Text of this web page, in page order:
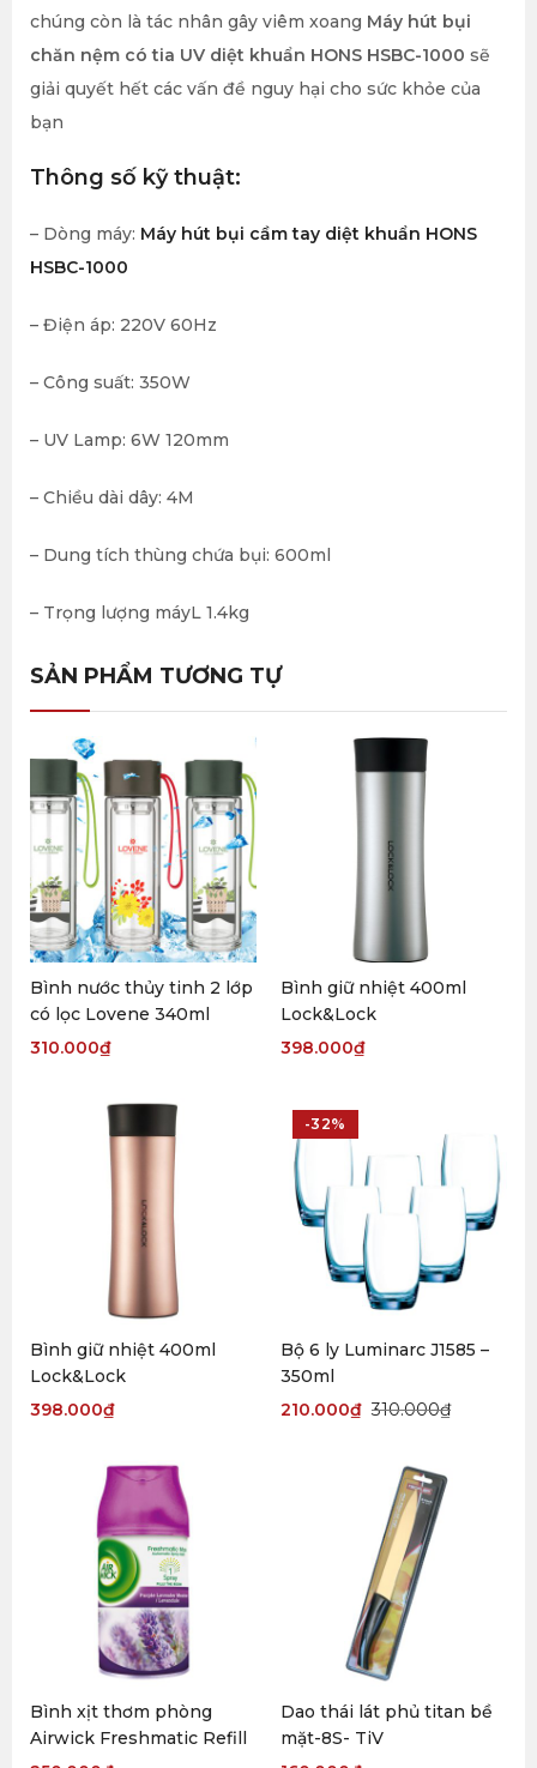
chúng còn là tác nhân gây viêm xoang Máy hút bụi
chăn nệm có tia UV diệt khuẩn HONS HSBC-1000 sẽ
giải quyết hết các vấn đề nguy hại cho sức khỏe của
bạn
Thông số kỹ thuật:
– Dòng máy: Máy hút bụi cầm tay diệt khuẩn HONS
HSBC-1000
– Điện áp: 220V 60Hz
– Công suất: 350W
– UV Lamp: 6W 120mm
– Chiều dài dây: 4M
– Dung tích thùng chứa bụi: 600ml
– Trọng lượng máyL 1.4kg
SẢN PHẨM TƯƠNG TỰ
Bình nước thủy tinh 2 lớp
có lọc Lovene 340ml
310.000₫
Bình giữ nhiệt 400ml
Lock&Lock
398.000₫
Bình giữ nhiệt 400ml
Lock&Lock
398.000₫
-32%
Bộ 6 ly Luminarc J1585 –
350ml
310.000₫
210.000₫
Bình xịt thơm phòng
Airwick Freshmatic Refill
Dao thái lát phủ titan bề
mặt-8S- TiV